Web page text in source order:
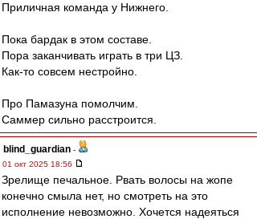
Приличная команда у Нижнего.
Пока бардак в этом составе.
Пора заканчивать играть в три ЦЗ.
Как-то совсем нестройно.
Про Памазуна помолчим.
Саммер сильно расстроится.
blind_guardian -
01 окт 2025 18:56
Зрелище печальное. Рвать волосы на жопе
конечно смыла нет, но смотреть на это
исполнение невозможно. Хочется надеяться